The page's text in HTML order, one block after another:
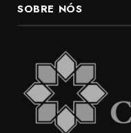
SOBRE NÓS